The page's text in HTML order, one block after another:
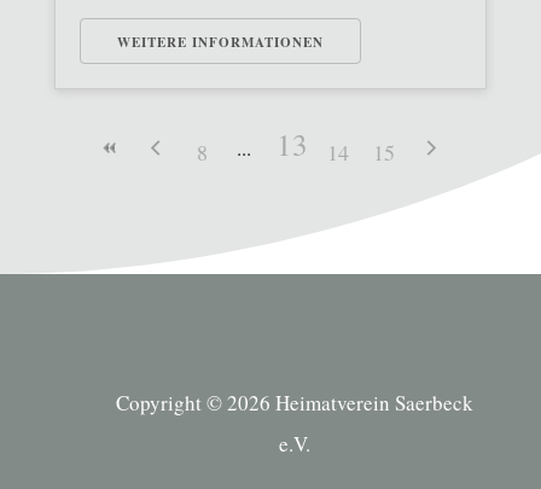
WEITERE INFORMATIONEN
8 13 14 15
Copyright © 2026 Heimatverein Saerbeck
e.V.